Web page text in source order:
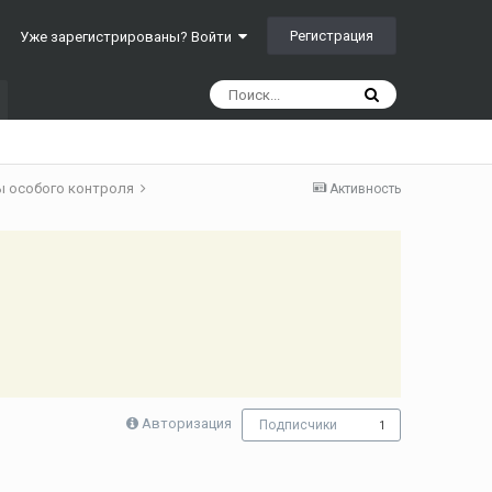
Уже зарегистрированы? Войти Регистрация
Активность
особого контроля
Авторизация Подписчики 1